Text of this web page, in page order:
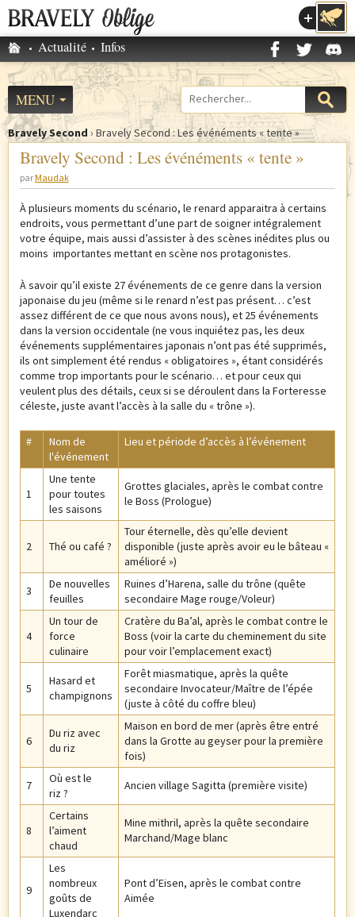
M
e
n
u
p
r
Accueil
Actualité Infos
MENU
Formulaire
de
recherche
V
Bravely Second › Bravely Second : Les événéments « tente »
Bravely Second : Les événéments « tente »
parMaudak
À plusieurs moments du scénario, le renard apparaitra à certains
endroits, vous permettant d’une part de soigner intégralement
votre équipe, mais aussi d’assister à des scènes inédites plus ou
moins importantes mettant en scène nos protagonistes.
À savoir qu’il existe 27 événements de ce genre dans la version
japonaise du jeu (même si le renard n’est pas présent… c’est
assez différent de ce que nous avons nous), et 25 événements
dans la version occidentale (ne vous inquiétez pas, les deux
événements supplémentaires japonais n’ont pas été supprimés,
ils ont simplement été rendus « obligatoires », étant considérés
comme trop importants pour le scénario… et pour ceux qui
veulent plus des détails, ceux si se déroulent dans la Forteresse
céleste, juste avant l’accès à la salle du « trône »).
#
Nom de
l'événement
Lieu et période d’accès à l’événement
1
Une tente
pour toutes
les saisons
Grottes glaciales, après le combat contre
le Boss (Prologue)
2 Thé ou café ?
Tour éternelle, dès qu’elle devient
disponible (juste après avoir eu le bâteau «
amélioré »)
3
De nouvelles
feuilles
Ruines d’Harena, salle du trône (quête
secondaire Mage rouge/Voleur)
4
Un tour de
force
culinaire
Cratère du Ba’al, après le combat contre le
Boss (voir la carte du cheminement du site
pour voir l’emplacement exact)
5
Hasard et
champignons
Forêt miasmatique, après la quête
secondaire Invocateur/Maître de l’épée
(juste à côté du coffre bleu)
6
Du riz avec
du riz
Maison en bord de mer (après être entré
dans la Grotte au geyser pour la première
fois)
7
Où est le
riz ?
Ancien village Sagitta (première visite)
8
Certains
l’aiment
chaud
Mine mithril, après la quête secondaire
Marchand/Mage blanc
9
Les
nombreux
goûts de
Luxendarc
Pont d’Eisen, après le combat contre
Aimée